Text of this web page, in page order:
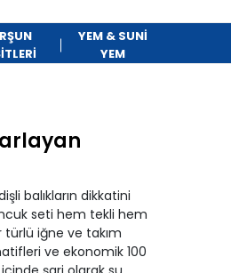
YEM & SUNİ
YEM
balıkların dikkatini
seti hem tekli hem
türlü iğne ve takım
ve ekonomik 100